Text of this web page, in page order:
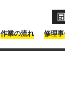
作業の流れ 修理